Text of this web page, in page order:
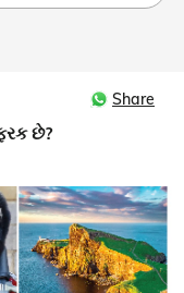
Share
છે?